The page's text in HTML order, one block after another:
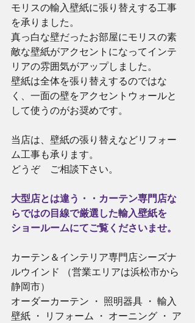
モリスの輸入壁紙に張り替えする工事
を承りました。
真っ白な壁だったお部屋にモリスの素
敵な壁紙がアクセントになってインテ
リアの雰囲気がアップしました。
壁紙は全体を張り替えするのではな
く、一面の壁をアクセントウォールと
して使うのがお奨めです。
当店は、壁紙の張り替えなどリフォー
ム工事も承ります。
どうぞ　ご相談下さい。
大型店とは違う・・カーテン専門店な
らではの目線で厳選した輸入壁紙を
ショールームにてご覧くださいませ。
カーテン＆インテリア専門店シーズナ
ルウインド （営業エリアは浜松市から
静岡市）
オーダーカーテン ・ 照明器具 ・ 輸入
壁紙 ・ リフォーム ・ オーニング ・ ア